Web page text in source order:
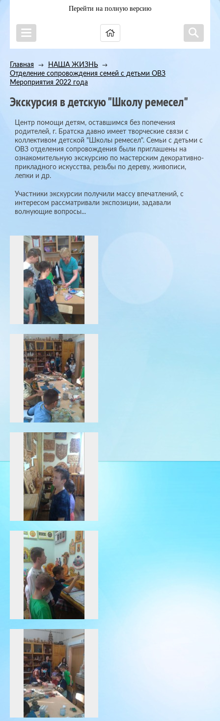
Перейти на полную версию
Главная → НАША ЖИЗНЬ →
Отделение сопровождения семей с детьми ОВЗ
Мероприятия 2022 года
Экскурсия в детскую "Школу ремесел"
Центр помощи детям, оставшимся без попечения
родителей, г. Братска давно имеет творческие связи с
коллективом детской "Школы ремесел". Семьи с детьми с
ОВЗ отделения сопровождения были приглашены на
ознакомительную экскурсию по мастерским декоративно-
прикладного искусства, резьбы по дереву, живописи,
лепки и др.
Участники экскурсии получили массу впечатлений, с
интересом рассматривали экспозиции, задавали
волнующие вопросы...